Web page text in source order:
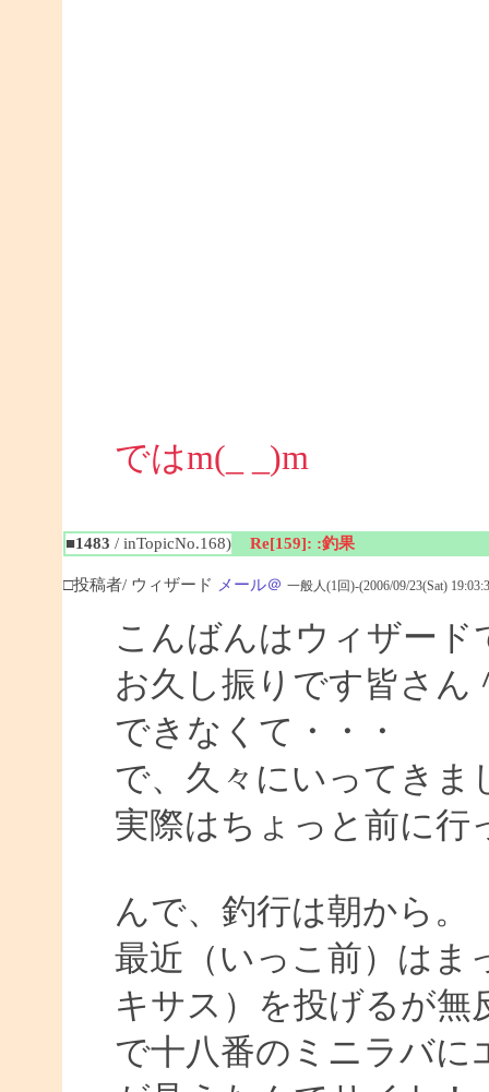
ではm(_ _)m
■1483 / inTopicNo.168) Re[159]: :釣果
□投稿者/ ウィザード メール＠ 一般人(1回)-(2006/09/23(Sat)
こんばんはウィザード
お久し振りです皆さん
できなくて・・・
で、久々にいってきま
実際はちょっと前に行
んで、釣行は朝から。
最近（いっこ前）はま
キサス）を投げるが無
で十八番のミニラバに